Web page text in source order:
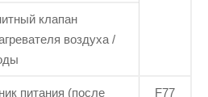
клапан
воздуха /
питания (после
F77